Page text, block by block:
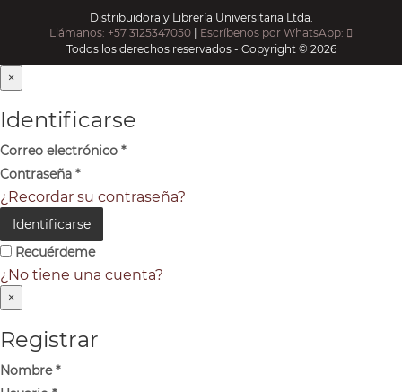
Distribuidora y Librería Universitaria Ltda.
Llámanos: +57 3125347050 | Escríbenos por WhatsApp:
Todos los derechos reservados - Copyright © 2026
×
Identificarse
Correo electrónico *
Contraseña *
¿Recordar su contraseña?
Identificarse
Recuérdeme
¿No tiene una cuenta?
×
Registrar
Nombre*